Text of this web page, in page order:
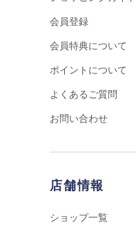
会員登録
会員特典について
ポイントについて
よくあるご質問
お問い合わせ
店舗情報
ショップ一覧